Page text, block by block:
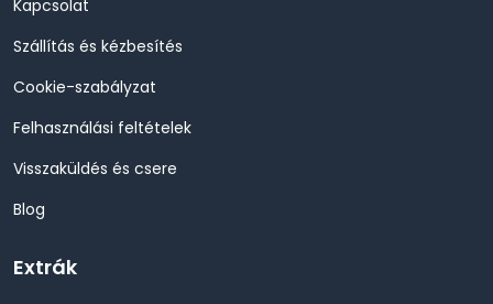
Kapcsolat
Szállítás és kézbesítés
Cookie-szabályzat
Felhasználási feltételek
Visszaküldés és csere
Blog
Extrák